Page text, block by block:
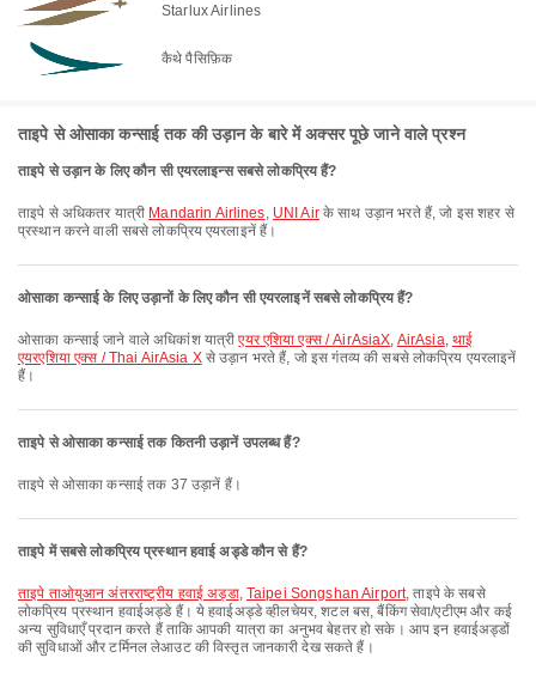
Starlux Airlines
कैथे पैसिफ़िक
ताइपे से ओसाका कन्साई तक की उड़ान के बारे में अक्सर पूछे जाने वाले प्रश्न
ताइपे से उड़ान के लिए कौन सी एयरलाइन्स सबसे लोकप्रिय हैं?
ताइपे से अधिकतर यात्री Mandarin Airlines, UNI Airके साथ उड़ान भरते हैं, जो इस शहर से
प्रस्थान करने वाली सबसे लोकप्रिय एयरलाइनें हैं।
ओसाका कन्साई के लिए उड़ानों के लिए कौन सी एयरलाइनें सबसे लोकप्रिय हैं?
ओसाका कन्साई जाने वाले अधिकांश यात्रीएयर एशिया एक्स / AirAsiaX, AirAsia,थाई
एयरएशिया एक्स / Thai AirAsia Xसे उड़ान भरते हैं, जो इस गंतव्य की सबसे लोकप्रिय एयरलाइनें
हैं।
ताइपे से ओसाका कन्साई तक कितनी उड़ानें उपलब्ध हैं?
ताइपे से ओसाका कन्साई तक 37 उड़ानें हैं।
ताइपे में सबसे लोकप्रिय प्रस्थान हवाई अड्डे कौन से हैं?
ताइपे ताओयुआन अंतरराष्ट्रीय हवाई अड्डा, Taipei Songshan Airport, ताइपे के सबसे
लोकप्रिय प्रस्थान हवाईअड्डे हैं। ये हवाईअड्डे व्हीलचेयर, शटल बस, बैंकिंग सेवा/एटीएम और कई
अन्य सुविधाएँ प्रदान करते हैं ताकि आपकी यात्रा का अनुभव बेहतर हो सके। आप इन हवाईअड्डों
की सुविधाओं और टर्मिनल लेआउट की विस्तृत जानकारी देख सकते हैं।